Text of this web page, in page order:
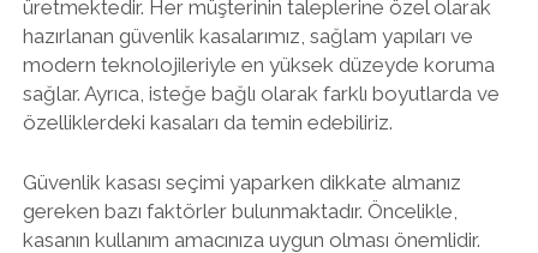
üretmektedir. Her müşterinin taleplerine özel olarak
hazırlanan güvenlik kasalarımız, sağlam yapıları ve
modern teknolojileriyle en yüksek düzeyde koruma
sağlar. Ayrıca, isteğe bağlı olarak farklı boyutlarda ve
özelliklerdeki kasaları da temin edebiliriz.
Güvenlik kasası seçimi yaparken dikkate almanız
gereken bazı faktörler bulunmaktadır. Öncelikle,
kasanın kullanım amacınıza uygun olması önemlidir.